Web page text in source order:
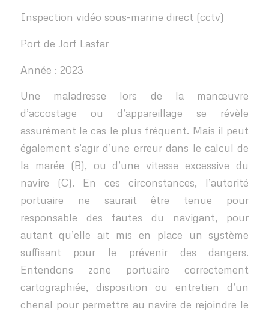
Inspection vidéo sous-marine direct (cctv)
Port de Jorf Lasfar
Année : 2023
Une maladresse lors de la manœuvre
d’accostage ou d’appareillage se révèle
assurément le cas le plus fréquent. Mais il peut
également s’agir d’une erreur dans le calcul de
la marée (B), ou d’une vitesse excessive du
navire (C). En ces circonstances, l’autorité
portuaire ne saurait être tenue pour
responsable des fautes du navigant, pour
autant qu’elle ait mis en place un système
suffisant pour le prévenir des dangers.
Entendons zone portuaire correctement
cartographiée, disposition ou entretien d’un
chenal pour permettre au navire de rejoindre le